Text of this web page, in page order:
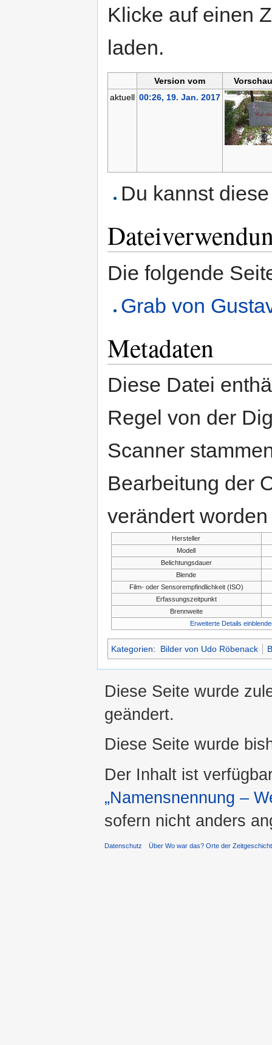
Klicke auf einen
laden.
Version vom
aktuell 00:26, 19. Jan. 2017
Du kannst
Die folgende
Grab von
Metadaten
Diese Datei
Regel von der
Scanner
Bearbeitung der
verändert
Hersteller
Modell
Belichtungsdauer
Blende
Film- oder Sensorempfindlichkeit (ISO)
Erfassungszeitpunkt
Brennweite
Erweiterte Details
Kategorien: Bilder von Udo Röbenack
Diese Seite wurde
geändert.
Diese Seite wurde
Der Inhalt ist
„Namensnennung –
sofern nicht anders
Datenschutz Über Wo war das? Orte der